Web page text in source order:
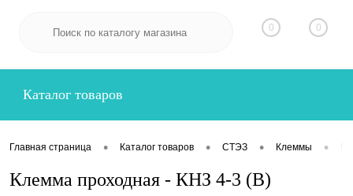
0 0
Каталог товаров
Главная страница • Каталог товаров • СТЭЗ • Клеммы •
Клемма проходная - КНЗ 4-3 (В)